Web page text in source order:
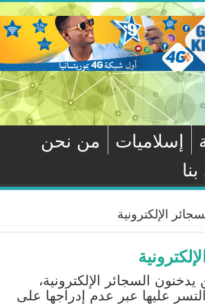
إسلاميات
من نحن
الإلكترونية
السجائر الإلكترونية،
عليها عبر عدم إدراجها على